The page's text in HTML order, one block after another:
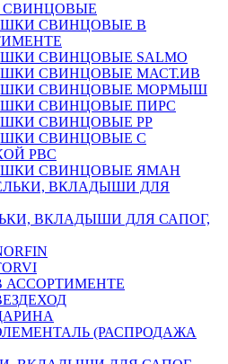
СВИНЦОВЫЕ В
СВИНЦОВЫЕ SALMO
СВИНЦОВЫЕ МАСТ.ИВ
СВИНЦОВЫЕ МОРМЫШ
СВИНЦОВЫЕ ПИРС
СВИНЦОВЫЕ РР
СВИНЦОВЫЕ С
РВС
СВИНЦОВЫЕ ЯМАН
ВКЛАДЫШИ ДЛЯ САПОГ,
АССОРТИМЕНТЕ
(РАСПРОДАЖА